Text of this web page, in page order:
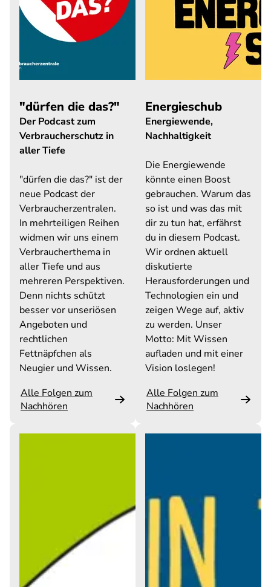
"dürfen die das?"
Der Podcast zum
Verbraucherschutz in
aller Tiefe
"dürfen die das?" ist der
neue Podcast der
Verbraucherzentralen.
In mehrteiligen Reihen
widmen wir uns einem
Verbraucherthema in
aller Tiefe und aus
mehreren Perspektiven.
Denn nichts schützt
besser vor unseriösen
Angeboten und
rechtlichen
Fettnäpfchen als
Neugier und Wissen.
Alle Folgen zum
Nachhören
Energieschub
Energiewende,
Nachhaltigkeit
Die Energiewende
könnte einen Boost
gebrauchen. Warum das
so ist und was das mit
dir zu tun hat, erfährst
du in diesem Podcast.
Wir ordnen aktuell
diskutierte
Herausforderungen und
Technologien ein und
zeigen Wege auf, aktiv
zu werden. Unser
Motto: Mit Wissen
aufladen und mit einer
Vision loslegen!
Alle Folgen zum
Nachhören